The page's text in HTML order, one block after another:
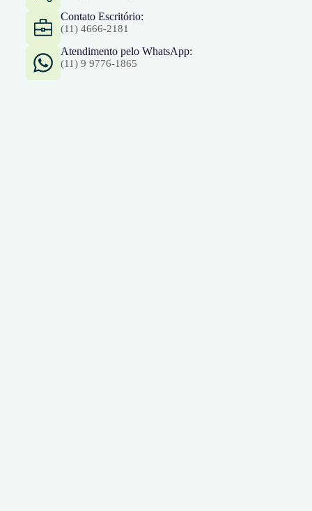
Contato Escritório:
(11) 4666-2181
Atendimento pelo WhatsApp:
(11) 9 9776-1865